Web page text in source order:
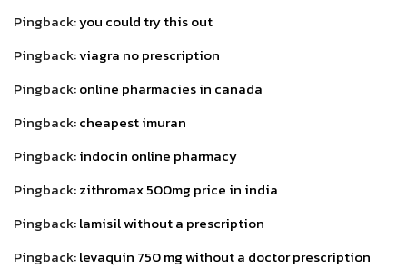
Pingback:you could try this out
Pingback:viagra no prescription
Pingback:online pharmacies in canada
Pingback:cheapest imuran
Pingback:indocin online pharmacy
Pingback:zithromax 500mg price in india
Pingback:lamisil without a prescription
Pingback:levaquin 750 mg without a doctor prescription